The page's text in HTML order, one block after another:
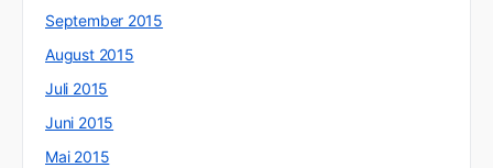
September 2015
August 2015
Juli 2015
Juni 2015
Mai 2015